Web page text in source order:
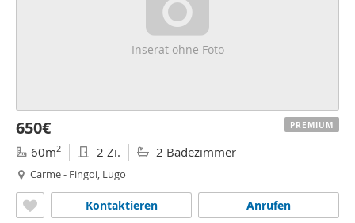
Inserat ohne Foto
650€
60m2 2 Zi. 2 Badezimmer
Carme - Fingoi, Lugo
Anrufen
Kontaktieren
PREMIUM